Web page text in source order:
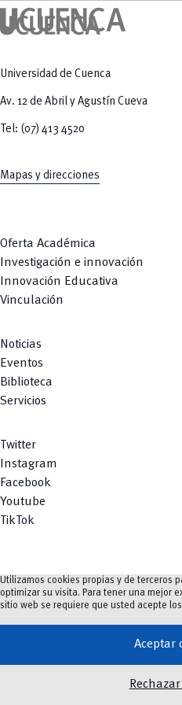
Universidad de Cuenca
Av. 12 de Abril y Agustín Cueva
Tel: (07) 413 4520
Mapas y direcciones
Oferta Académica
Investigación e innovación
Innovación Educativa
Vinculación
Noticias
Eventos
Biblioteca
Servicios
Twitter
Instagram
Facebook
Youtube
TikTok
©2023-2026UCuenca.
Utilizamos cookies propias y de terceros
optimizar su visita. Para tener una mejor
sitio web se requiere que usted acepte
Aceptar